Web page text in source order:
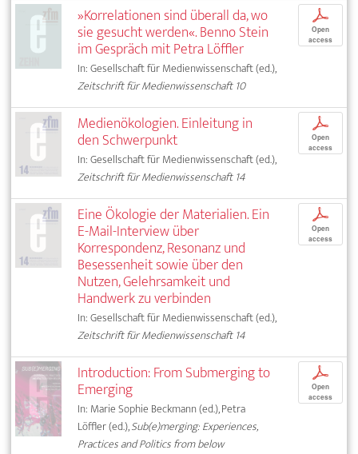
»Korrelationen sind überall da, wo
sie gesucht werden«. Benno Stein
im Gespräch mit Petra Löffler
In: Gesellschaft für Medienwissenschaft (ed.),
Zeitschrift für Medienwissenschaft 10
p
Open
access
Medienökologien. Einleitung in
den Schwerpunkt
In: Gesellschaft für Medienwissenschaft (ed.),
Zeitschrift für Medienwissenschaft 14
p
Open
access
Eine Ökologie der Materialien. Ein
E-Mail-Interview über
Korrespondenz, Resonanz und
Besessenheit sowie über den
Nutzen, Gelehrsamkeit und
Handwerk zu verbinden
In: Gesellschaft für Medienwissenschaft (ed.),
Zeitschrift für Medienwissenschaft 14
p
Open
access
Introduction: From Submerging to
Emerging
In: Marie Sophie Beckmann (ed.), Petra
Löffler (ed.),Sub(e)merging: Experiences,
Practices and Politics from below
p
Open
access